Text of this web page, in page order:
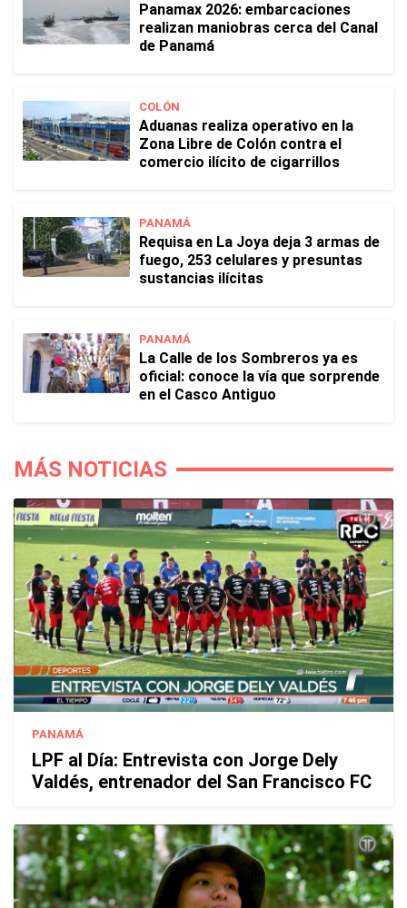
Panamax 2026: embarcaciones
realizan maniobras cerca del Canal
de Panamá
COLÓN
Aduanas realiza operativo en la
Zona Libre de Colón contra el
comercio ilícito de cigarrillos
PANAMÁ
Requisa en La Joya deja 3 armas de
fuego, 253 celulares y presuntas
sustancias ilícitas
PANAMÁ
La Calle de los Sombreros ya es
oficial: conoce la vía que sorprende
en el Casco Antiguo
MÁS NOTICIAS
PANAMÁ
LPF al Día: Entrevista con Jorge Dely
Valdés, entrenador del San Francisco FC